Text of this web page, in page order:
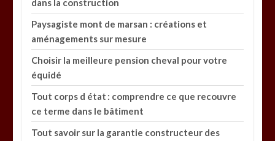
dans la construction
Paysagiste mont de marsan : créations et
aménagements sur mesure
Choisir la meilleure pension cheval pour votre
équidé
Tout corps d état : comprendre ce que recouvre
ce terme dans le bâtiment
Tout savoir sur la garantie constructeur des